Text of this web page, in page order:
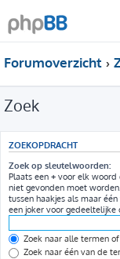
Forumoverzicht
Zoek
ZOEKOPDRACHT
Zoek op sleutelwoorden:
Plaats een + voor elk woord
niet gevonden moet
tussen haakjes als maar
een joker voor gedeeltelijke
Zoek naar alle termen
Zoek naar één van de